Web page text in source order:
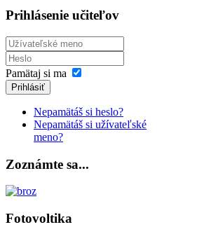
Prihlásenie učiteľov
Pamätaj si ma
Prihlásiť
Nepamätáš si heslo?
Nepamätáš si užívateľské
meno?
Zoznámte sa...
Fotovoltika